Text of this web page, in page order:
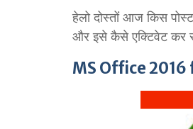
हेलो दोस्तों आज किस
और इसे कैसे एक्टिवेट कर
MS Office 2016